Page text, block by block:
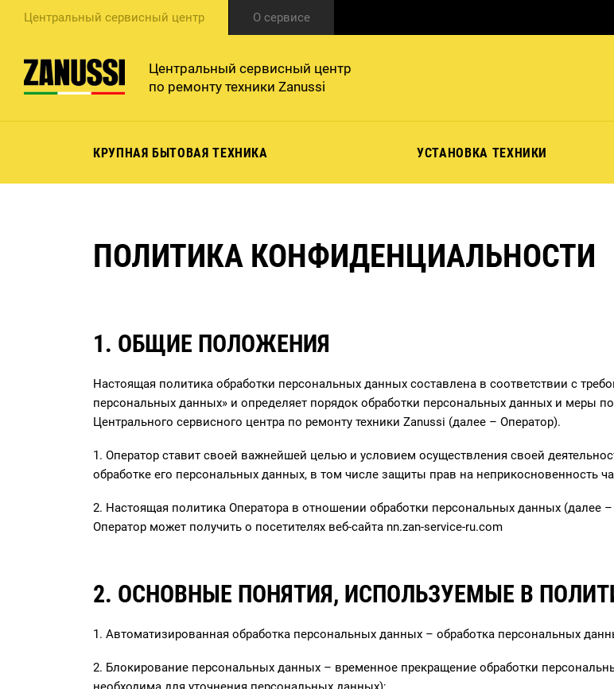
Центральный сервисный центр О сервисе
Центральный сервисный центр
по ремонту техники Zanussi
КРУПНАЯ БЫТОВАЯ ТЕХНИКА УСТАНОВКА ТЕХНИКИ
ПОЛИТИКА КОНФИДЕНЦИАЛЬНОСТИ
1. ОБЩИЕ ПОЛОЖЕНИЯ
Настоящая политика обработки персональных данных составлена в соответствии с
персональных данных» и определяет порядок обработки персональных данных и меры
Центрального сервисного центра по ремонту техники Zanussi (далее – Оператор).
1. Оператор ставит своей важнейшей целью и условием осуществления своей
обработке его персональных данных, в том числе защиты прав на неприкосновенность
2. Настоящая политика Оператора в отношении обработки персональных данных (далее
Оператор может получить о посетителях веб-сайта nn.zan-service-ru.com
2. ОСНОВНЫЕ ПОНЯТИЯ, ИСПОЛЬЗУЕМЫЕ В
1. Автоматизированная обработка персональных данных – обработка персональных
2. Блокирование персональных данных – временное прекращение обработки